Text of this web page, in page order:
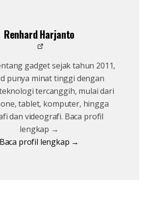
Renhard Harjanto
gadget sejak tahun 2011,
punya minat tinggi dengan
tercanggih, mulai dari
tablet, komputer, hingga
dan videografi. Baca profil
lengkap →
Baca profil lengkap →